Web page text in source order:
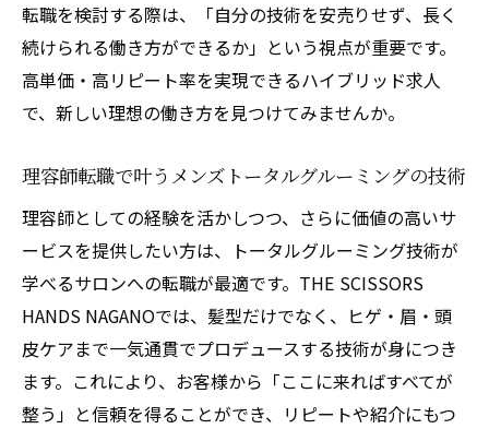
転職を検討する際は、「自分の技術を安売りせず、長く
続けられる働き方ができるか」という視点が重要です。
高単価・高リピート率を実現できるハイブリッド求人
で、新しい理想の働き方を見つけてみませんか。
理容師転職で叶うメンズトータルグルーミングの技術
理容師としての経験を活かしつつ、さらに価値の高いサ
ービスを提供したい方は、トータルグルーミング技術が
学べるサロンへの転職が最適です。THE SCISSORS
HANDS NAGANOでは、髪型だけでなく、ヒゲ・眉・頭
皮ケアまで一気通貫でプロデュースする技術が身につき
ます。これにより、お客様から「ここに来ればすべてが
整う」と信頼を得ることができ、リピートや紹介にもつ